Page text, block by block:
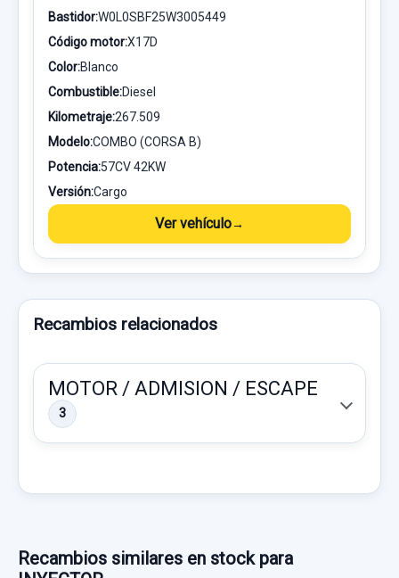
Bastidor:W0L0SBF25W3005449
Código motor:X17D
Color:Blanco
Combustible:Diesel
Kilometraje:267.509
Modelo:COMBO (CORSA B)
Potencia:57CV 42KW
Versión:Cargo
Ver vehículo
Recambios relacionados
MOTOR / ADMISION / ESCAPE
3
Recambios similares en stock para